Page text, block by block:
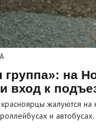
группа»: на
вход к
жалуются
и